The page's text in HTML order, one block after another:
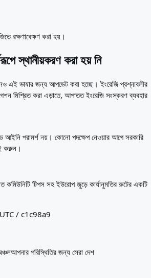
রক্ষণাবেক্ষণ করা হয়।
স্থানীয়করণ করা হয় নি
এই ভাষার জন্য আপডেট করা হচ্ছে। ইংরেজি প্রশ্নাবলীর
মিশ্রিত করা এড়াতে, আপাতত ইংরেজি সংস্করণ ব্যবহার
আইনি পরামর্শ নয়। কোনো পদক্ষেপ নেওয়ার আগে সরকারি
করুন।
কমিউনিটি টিপস সহ ইউরোপ জুড়ে কার্যানুমতির রুটের একটি
/ c1c98a9
আপনার পরিস্থিতির জন্য সেরা দেশ